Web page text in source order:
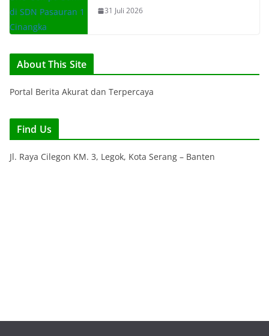
31 Juli 2026
About This Site
Portal Berita Akurat dan Terpercaya
Find Us
Jl. Raya Cilegon KM. 3, Legok, Kota Serang – Banten